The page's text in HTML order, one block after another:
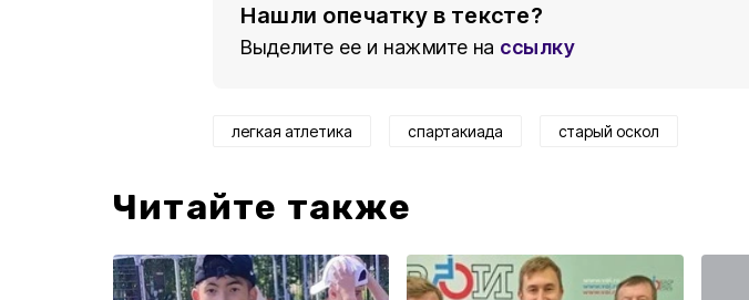
Нашли опечатку в тексте?
Выделите ее и нажмите на ссылку
легкая атлетика спартакиада старый оскол
Читайте также